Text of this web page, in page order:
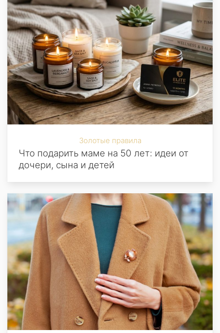
Золотые правила
Что подарить маме на 50 лет: идеи от
дочери, сына и детей